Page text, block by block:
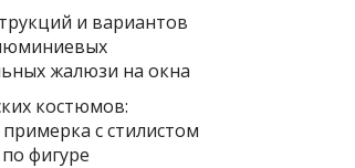
и вариантов
жалюзи на окна
костюмов:
с стилистом
фигуре